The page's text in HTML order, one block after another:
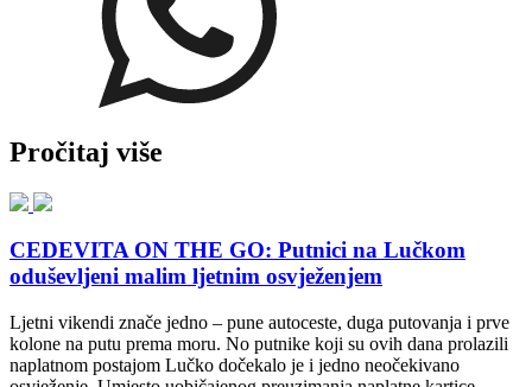
Pročitaj više
CEDEVITA ON THE GO: Putnici na Lučkom
oduševljeni malim ljetnim osvježenjem
Ljetni vikendi znače jedno – pune autoceste, duga putovanja i prve
kolone na putu prema moru. No putnike koji su ovih dana prolazili
naplatnom postajom Lučko dočekalo je i jedno neočekivano